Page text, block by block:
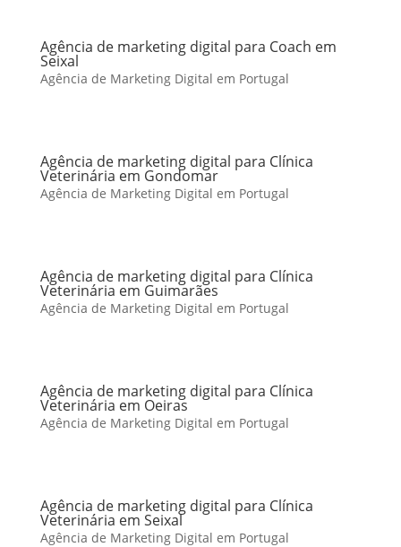
Agência de marketing digital para Coach em
Seixal
Agência de Marketing Digital em Portugal
Agência de marketing digital para Clínica
Veterinária em Gondomar
Agência de Marketing Digital em Portugal
Agência de marketing digital para Clínica
Veterinária em Guimarães
Agência de Marketing Digital em Portugal
Agência de marketing digital para Clínica
Veterinária em Oeiras
Agência de Marketing Digital em Portugal
Agência de marketing digital para Clínica
Veterinária em Seixal
Agência de Marketing Digital em Portugal